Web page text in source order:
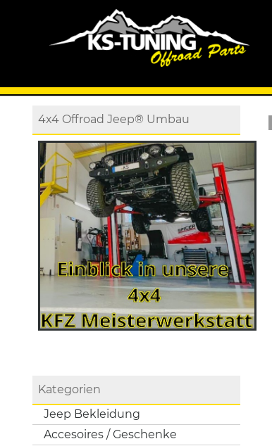
4x4 Offroad Jeep® Umbau
Kategorien
Jeep Bekleidung
Accesoires / Geschenke